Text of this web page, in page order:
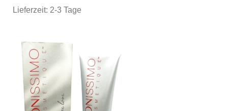
Lieferzeit: 2-3 Tage